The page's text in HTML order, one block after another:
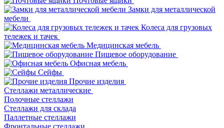
Замки для металлической
мебели
Колеса для грузовых
тележек и тачек
Медицинская мебель
Пищевое оборудование
Офисная мебель
Сейфы
Прочие изделия
Стеллажи металлические
Полочные стеллажи
Стеллажи для склада
Паллетные стеллажи
Фронтальные стеллажи